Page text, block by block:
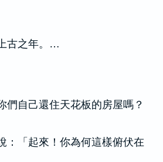
古之年。…
們自己還住天花板的房屋嗎？
：「起來！你為何這樣俯伏在